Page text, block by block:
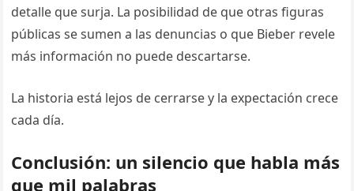
detalle que surja. La posibilidad de que otras figuras
públicas se sumen a las denuncias o que Bieber revele
más información no puede descartarse.
La historia está lejos de cerrarse y la expectación crece
cada día.
Conclusión: un silencio que habla más
que mil palabras